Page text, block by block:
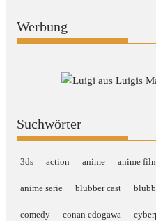
Werbung
Suchwörter
3ds action anime anime
anime serie blubber cast
comedy conan edogawa